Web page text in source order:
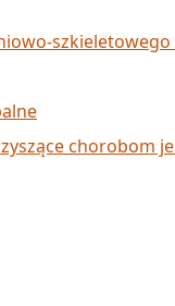
szkieletowego
chorobom